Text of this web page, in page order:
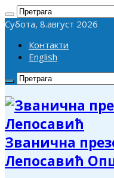
Субота, 8.август 2026
Контакти
English
Званична
Лепосавић